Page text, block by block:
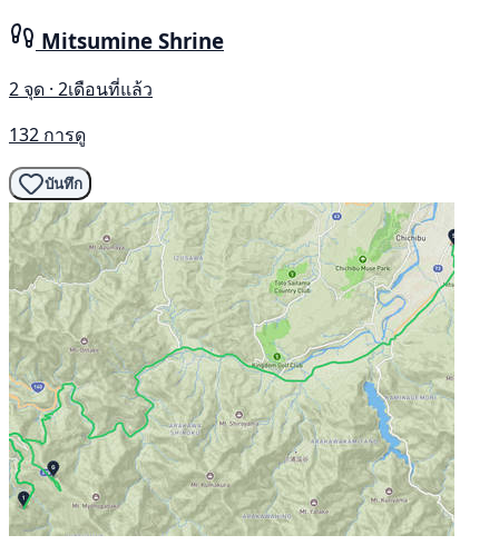
Mitsumine Shrine
2 จุด · 2เดือนที่แล้ว
132 การดู
บันทึก